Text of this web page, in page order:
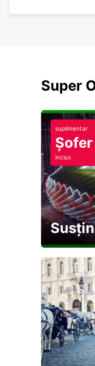
Super
suplimentar
Șofer
inclus